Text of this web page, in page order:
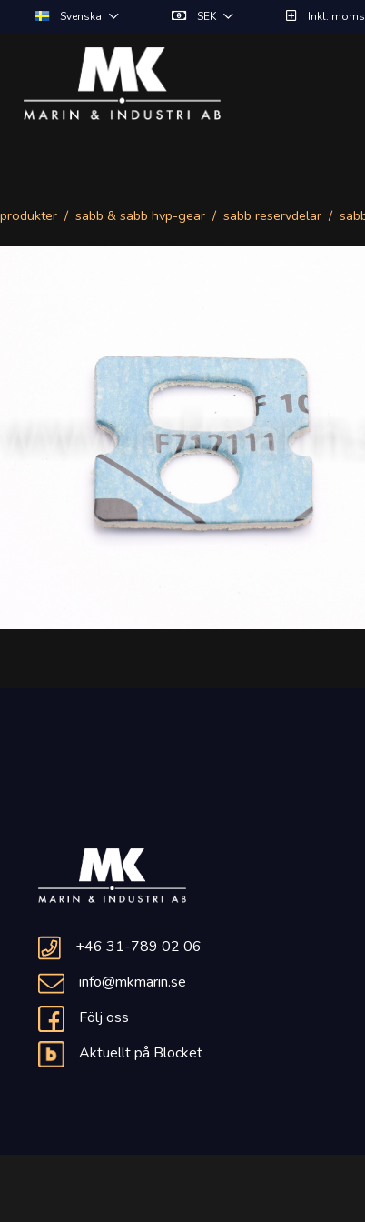
Svenska SEK Inkl. moms
produkter sabb & sabb hvp-gear sabb reservdelar
+46 31-789 02 06
info@mkmarin.se
Följ oss
Aktuellt på Blocket